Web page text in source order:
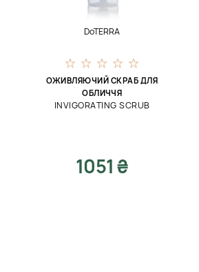
DoTERRA
ОЖИВЛЯЮЧИЙ СКРАБ ДЛЯ
ОБЛИЧЧЯ
INVIGORATING SCRUB
1051 ₴